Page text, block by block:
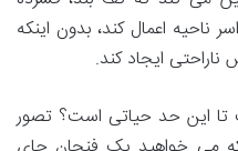
ناحیه اعمال کند، بدون اینکه
ایجاد کند.
تا این حد حیاتی است؟ تصور